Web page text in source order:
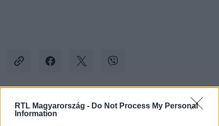
RTL Magyarország - Do Not Process My Personal
Information
Kövess minket, és értesülj a friss hírekről a
Facebookon is!